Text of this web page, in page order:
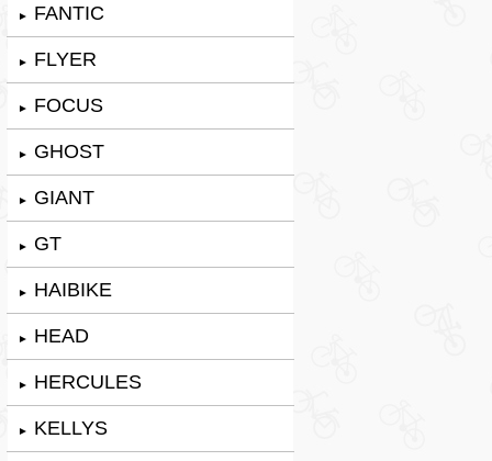
► FANTIC
► FLYER
► FOCUS
► GHOST
► GIANT
► GT
► HAIBIKE
► HEAD
► HERCULES
► KELLYS